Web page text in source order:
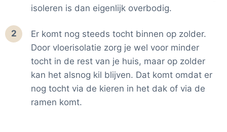
isoleren is dan eigenlijk overbodig.
2
Er komt nog steeds tocht binnen op zolder.
Door vloerisolatie zorg je wel voor minder
tocht in de rest van je huis, maar op zolder
kan het alsnog kil blijven. Dat komt omdat er
nog tocht via de kieren in het dak of via de
ramen komt.